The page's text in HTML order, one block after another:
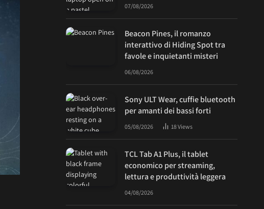
07/08/2026
Beacon Pines, il romanzo
interattivo di Hiding Spot tra
favole e inquietanti misteri
06/08/2026
Sony ULT Wear, cuffie bluetooth
per amanti dei bassi forti
05/08/2026 18Views
TCL Tab A1 Plus, il tablet
economico per streaming,
lettura e produttività leggera
04/08/2026